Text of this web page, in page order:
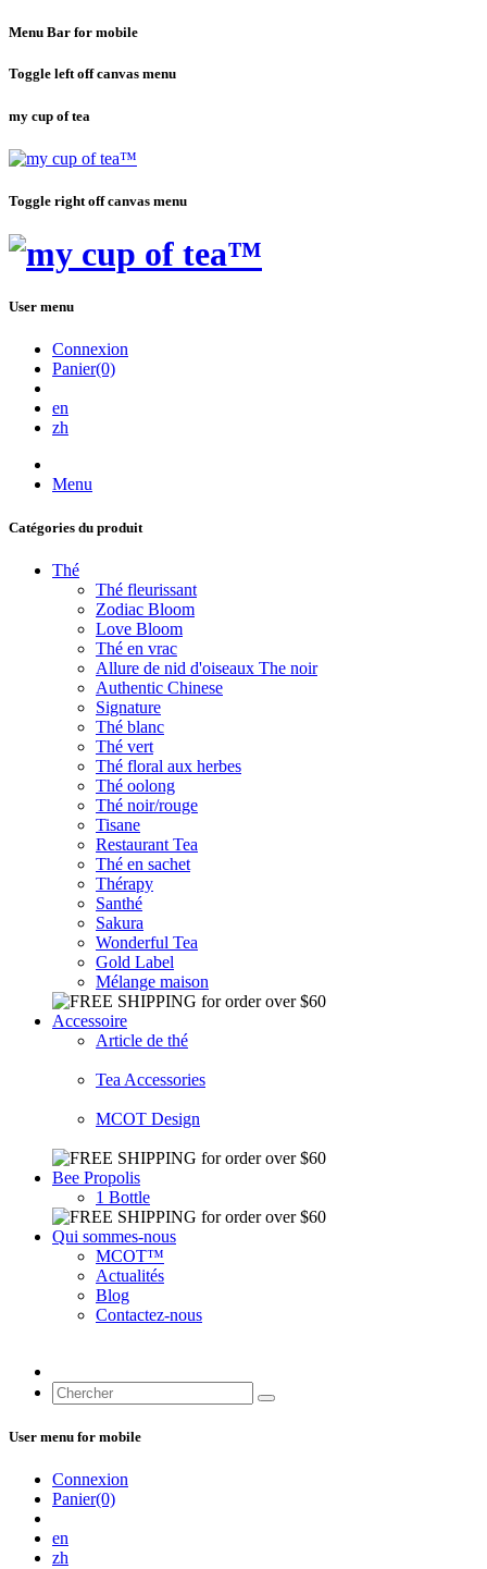
Menu Bar for mobile
Toggle left off canvas menu
my cup of tea
Toggle right off canvas menu
User menu
Connexion
Panier(0)
en
zh
Menu
Catégories du produit
Thé
Thé fleurissant
Zodiac Bloom
Love Bloom
Thé en vrac
Allure de nid d'oiseaux The noir
Authentic Chinese
Signature
Thé blanc
Thé vert
Thé floral aux herbes
Thé oolong
Thé noir/rouge
Tisane
Restaurant Tea
Thé en sachet
Thérapy
Santhé
Sakura
Wonderful Tea
Gold Label
Mélange maison
Accessoire
Article de thé
Tea Accessories
MCOT Design
Bee Propolis
1 Bottle
Qui sommes-nous
MCOT™
Actualités
Blog
Contactez-nous
User menu for mobile
Connexion
Panier(0)
en
zh